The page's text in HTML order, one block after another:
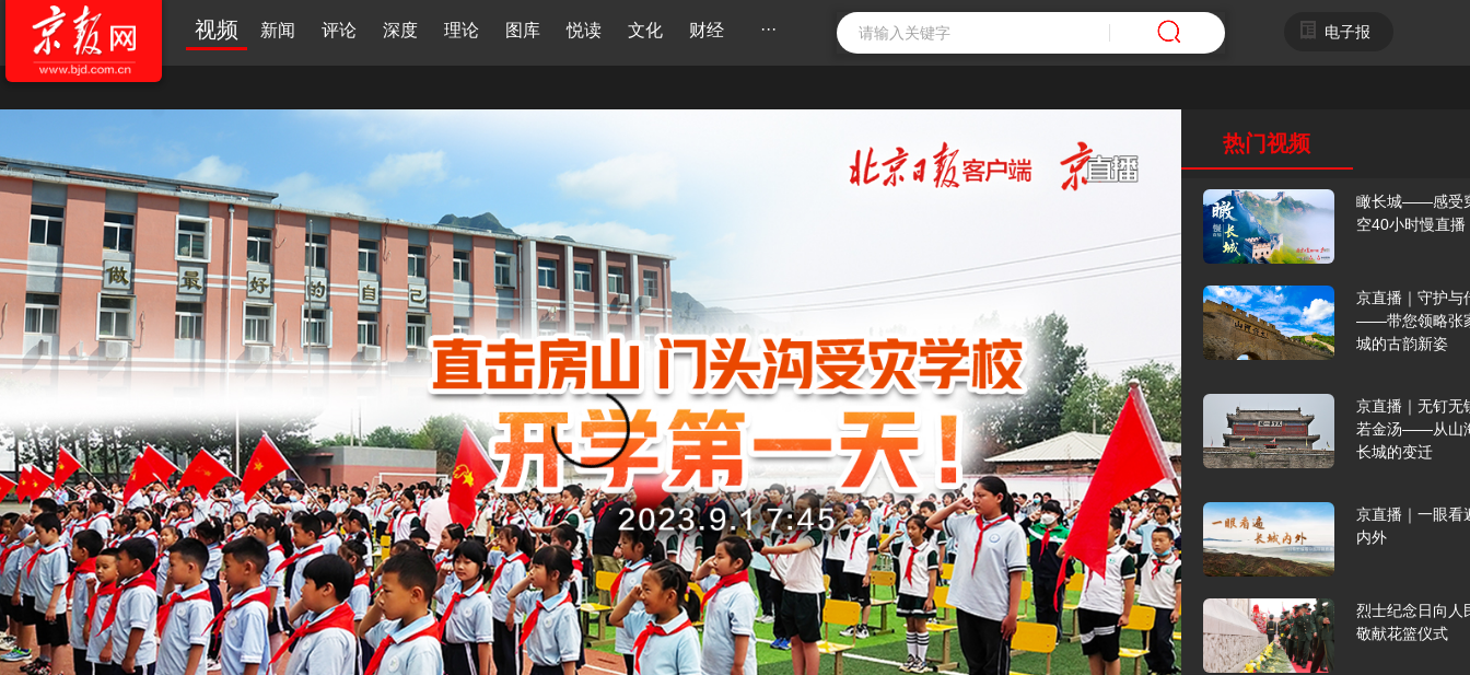
视频 新闻 评论 深度 理论 图库 悦读 文化 财经 ··· 电子报
热门视频
瞰长城——感受
空40小时慢直播
京直播｜守护与
——带您领略张
城的古韵新姿
京直播｜无钉无
若金汤——从山
长城的变迁
京直播｜一眼看
内外
烈士纪念日向人
敬献花篮仪式